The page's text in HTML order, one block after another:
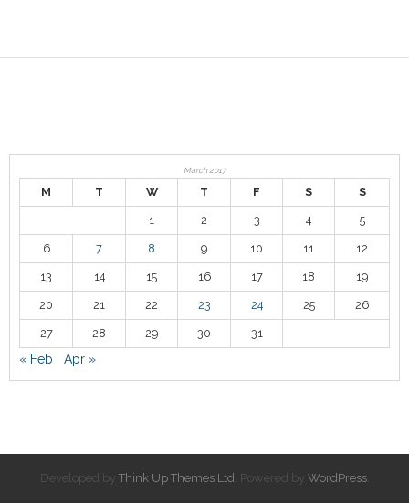
March 2017
M T W T F S S
1 2 3 4 5
6 7 8 9 10 11 12
13 14 15 16 17 18 19
20 21 22 23 24 25 26
27 28 29 30 31
« Feb Apr »
Developed by Think Up Themes Ltd . Powered by WordPress.